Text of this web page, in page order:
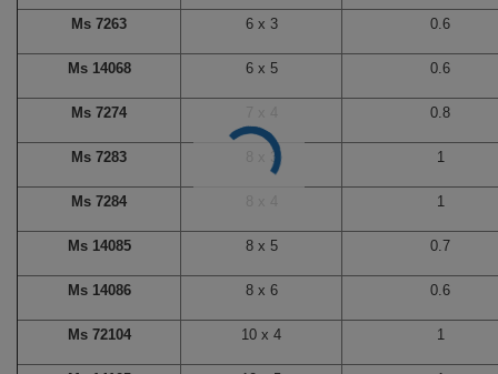
Ms 7263 6 x 3 0.6
Ms 14068 6 x 5 0.6
Ms 7274 0.8
Ms 7283 8 x 3 1
Ms 7284 1
Ms 14085 8 x 5 0.7
Ms 14086 8 x 6 0.6
Ms 72104 10 x 4 1